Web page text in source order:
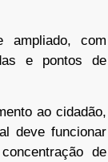
ampliado, com
e pontos de
ao cidadão,
deve funcionar
de